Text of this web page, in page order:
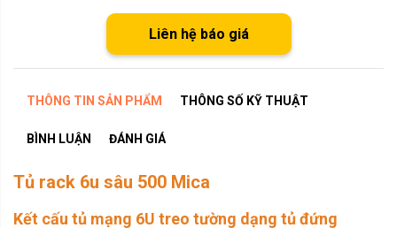
Liên hệ báo giá
THÔNG TIN SẢN PHẨM THÔNG SỐ KỸ THUẬT
BÌNH LUẬN ĐÁNH GIÁ
Tủ rack 6u sâu 500 Mica
Kết cấu tủ mạng 6U treo tường dạng tủ đứng